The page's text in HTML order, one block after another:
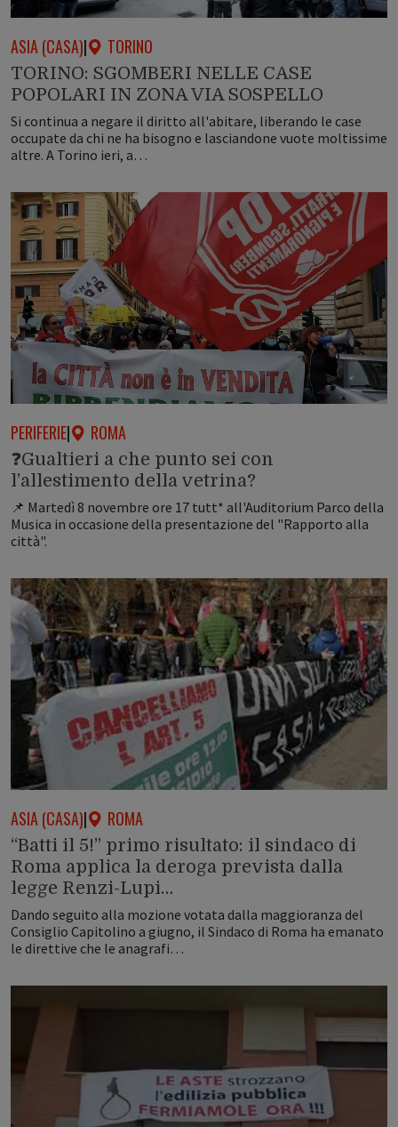
ASIA (CASA)| TORINO
TORINO: SGOMBERI NELLE CASE
POPOLARI IN ZONA VIA SOSPELLO
Si continua a negare il diritto all'abitare, liberando le case
occupate da chi ne ha bisogno e lasciandone vuote moltissime
altre. A Torino ieri, a…
PERIFERIE| ROMA
❓Gualtieri a che punto sei con
l’allestimento della vetrina?
📌 Martedì 8 novembre ore 17 tutt* all'Auditorium Parco della
Musica in occasione della presentazione del "Rapporto alla
città".
ASIA (CASA)| ROMA
“Batti il 5!” primo risultato: il sindaco di
Roma applica la deroga prevista dalla
legge Renzi-Lupi…
Dando seguito alla mozione votata dalla maggioranza del
Consiglio Capitolino a giugno, il Sindaco di Roma ha emanato
le direttive che le anagrafi…